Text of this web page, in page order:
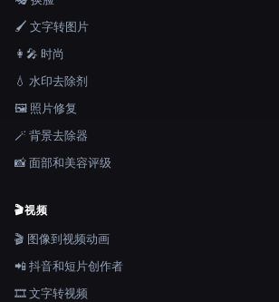
🖌️ 文字转图片
👩‍🎤 时尚
💧 水印去除剂
🖼️ 照片修复
🪄 背景去除器
📸 面部和美容评级
🎬视频
🎬 图像到视频动画
📲 抖音和短片创作者
🎞️ 文字转视频